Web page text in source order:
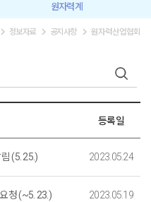
원자력계
navigate_next 정보자료 navigate_next 공지사항 navigate_next 원자력산업협회
등록일
(5. 25.) 2023.05.24
청 (~5. 23.) 2023.05.19